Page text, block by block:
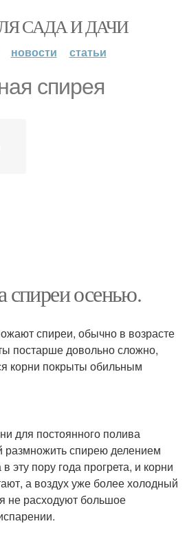
САДА И ДАЧИ
новости статьи
спирея
спиреи осенью.
спиреи, обычно в возрасте
постарше довольно сложно,
корни покрыты обильным
для постоянного полива
размножить спирею делением
эту пору года прогрета, и корни
а воздух уже более холодный
не расходуют большое